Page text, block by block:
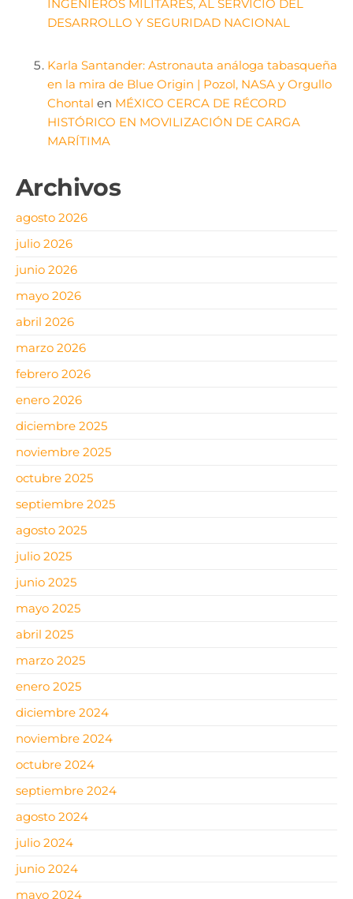
INGENIEROS MILITARES, AL SERVICIO DEL
DESARROLLO Y SEGURIDAD NACIONAL
Karla Santander: Astronauta análoga tabasqueña
en la mira de Blue Origin | Pozol, NASA y Orgullo
Chontal en MÉXICO CERCA DE RÉCORD
HISTÓRICO EN MOVILIZACIÓN DE CARGA
MARÍTIMA
Archivos
agosto 2026
julio 2026
junio 2026
mayo 2026
abril 2026
marzo 2026
febrero 2026
enero 2026
diciembre 2025
noviembre 2025
octubre 2025
septiembre 2025
agosto 2025
julio 2025
junio 2025
mayo 2025
abril 2025
marzo 2025
enero 2025
diciembre 2024
noviembre 2024
octubre 2024
septiembre 2024
agosto 2024
julio 2024
junio 2024
mayo 2024